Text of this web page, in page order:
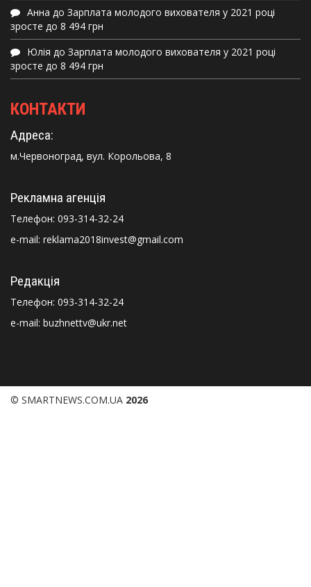
Анна до Зарплата молодого вихователя у 2021 році
зросте до 8 494 грн
Юлія до Зарплата молодого вихователя у 2021 році
зросте до 8 494 грн
КОНТАКТИ
Адреса:
м.Червоноград, вул. Корольова, 8
Рекламна агенція
Телефон: 093-314-32-24
e-mail: reklama2018invest@gmail.com
Редакція
Телефон: 093-314-32-24
e-mail: buzhnettv@ukr.net
© SMARTNEWS.COM.UA 2026